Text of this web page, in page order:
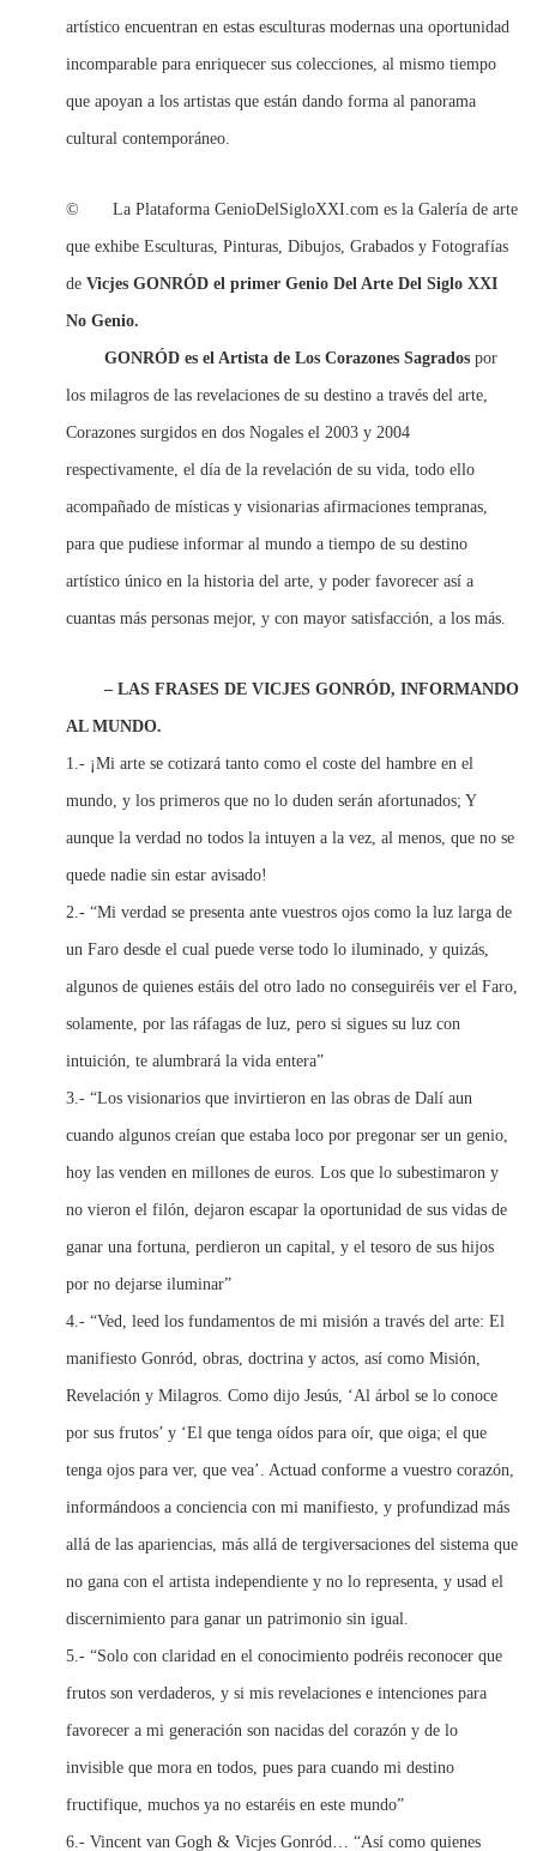
artístico encuentran en estas esculturas modernas una oportunidad
incomparable para enriquecer sus colecciones, al mismo tiempo
que apoyan a los artistas que están dando forma al panorama
cultural contemporáneo.
© La Plataforma GenioDelSigloXXI.com es la Galería de arte
que exhibe Esculturas, Pinturas, Dibujos, Grabados y Fotografías
de Vicjes GONRÓD el primer Genio Del Arte Del Siglo XXI
No Genio.
GONRÓD es el Artista de Los Corazones Sagrados por
los milagros de las revelaciones de su destino a través del arte,
Corazones surgidos en dos Nogales el 2003 y 2004
respectivamente, el día de la revelación de su vida, todo ello
acompañado de místicas y visionarias afirmaciones tempranas,
para que pudiese informar al mundo a tiempo de su destino
artístico único en la historia del arte, y poder favorecer así a
cuantas más personas mejor, y con mayor satisfacción, a los más.
– LAS FRASES DE VICJES GONRÓD, INFORMANDO
AL MUNDO.
1.- ¡Mi arte se cotizará tanto como el coste del hambre en el
mundo, y los primeros que no lo duden serán afortunados; Y
aunque la verdad no todos la intuyen a la vez, al menos, que no se
quede nadie sin estar avisado!
2.- “Mi verdad se presenta ante vuestros ojos como la luz larga de
un Faro desde el cual puede verse todo lo iluminado, y quizás,
algunos de quienes estáis del otro lado no conseguiréis ver el Faro,
solamente, por las ráfagas de luz, pero si sigues su luz con
intuición, te alumbrará la vida entera”
3.- “Los visionarios que invirtieron en las obras de Dalí aun
cuando algunos creían que estaba loco por pregonar ser un genio,
hoy las venden en millones de euros. Los que lo subestimaron y
no vieron el filón, dejaron escapar la oportunidad de sus vidas de
ganar una fortuna, perdieron un capital, y el tesoro de sus hijos
por no dejarse iluminar”
4.- “Ved, leed los fundamentos de mi misión a través del arte: El
manifiesto Gonród, obras, doctrina y actos, así como Misión,
Revelación y Milagros. Como dijo Jesús, ‘Al árbol se lo conoce
por sus frutos’ y ‘El que tenga oídos para oír, que oiga; el que
tenga ojos para ver, que vea’. Actuad conforme a vuestro corazón,
informándoos a conciencia con mi manifiesto, y profundizad más
allá de las apariencias, más allá de tergiversaciones del sistema que
no gana con el artista independiente y no lo representa, y usad el
discernimiento para ganar un patrimonio sin igual.
5.- “Solo con claridad en el conocimiento podréis reconocer que
frutos son verdaderos, y si mis revelaciones e intenciones para
favorecer a mi generación son nacidas del corazón y de lo
invisible que mora en todos, pues para cuando mi destino
fructifique, muchos ya no estaréis en este mundo”
6.- Vincent van Gogh & Vicjes Gonród… “Así como quienes